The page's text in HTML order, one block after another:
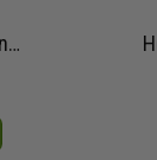
Herren Damen 2-teilig | Trainingsjacke 3/4 Trainingshose